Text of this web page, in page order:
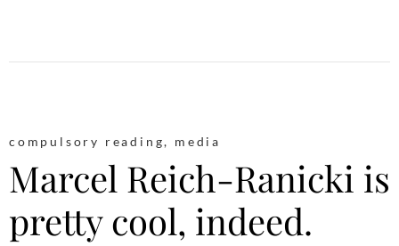
compulsory reading, media
Marcel Reich-Ranicki is
pretty cool, indeed.